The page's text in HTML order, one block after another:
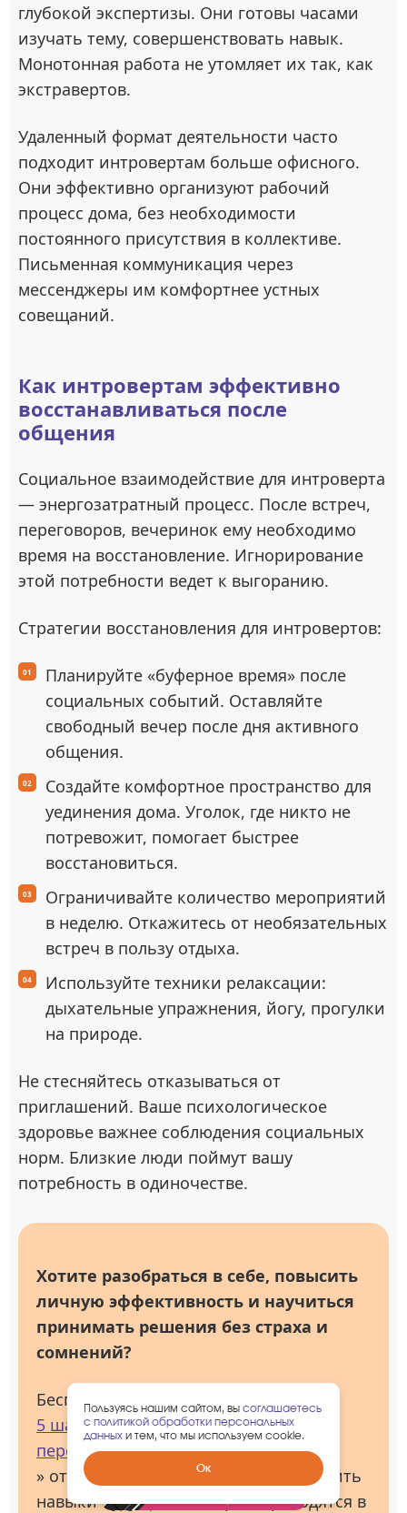
глубокой экспертизы. Они готовы часами
изучать тему, совершенствовать навык.
Монотонная работа не утомляет их так, как
экстравертов.
Удаленный формат деятельности часто
подходит интровертам больше офисного.
Они эффективно организуют рабочий
процесс дома, без необходимости
постоянного присутствия в коллективе.
Письменная коммуникация через
мессенджеры им комфортнее устных
совещаний.
Как интровертам эффективно
восстанавливаться после
общения
Социальное взаимодействие для интроверта
— энергозатратный процесс. После встреч,
переговоров, вечеринок ему необходимо
время на восстановление. Игнорирование
этой потребности ведет к выгоранию.
Стратегии восстановления для интровертов:
Планируйте «буферное время» после
социальных событий. Оставляйте
свободный вечер после дня активного
общения.
Создайте комфортное пространство для
уединения дома. Уголок, где никто не
потревожит, помогает быстрее
восстановиться.
Ограничивайте количество мероприятий
в неделю. Откажитесь от необязательных
встреч в пользу отдыха.
Используйте техники релаксации:
дыхательные упражнения, йогу, прогулки
на природе.
Не стесняйтесь отказываться от
приглашений. Ваше психологическое
здоровье важнее соблюдения социальных
норм. Близкие люди поймут вашу
потребность в одиночестве.
Хотите разобраться в себе, повысить
личную эффективность и научиться
принимать решения без страха и
сомнений?
Бесплатный курс «
5 шагов, как от страха и сомнений
перейти к действиям
» от Академии 5 Prism поможет развить
навыки будущего, которые пригодятся в
Забрать
гарантированный
Пользуясь нашим сайтом, вы соглашаетесь
с политикой обработки персональных
данных и тем, что мы используем cookie.
Ок